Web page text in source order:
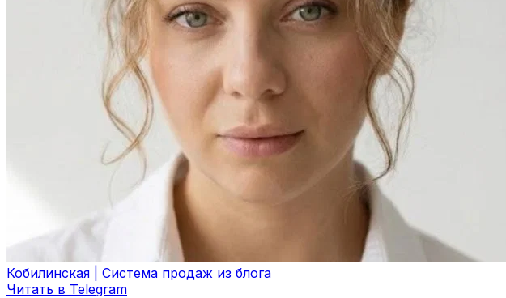
Кобилинская | Система продаж из блога
Читать в Telegram